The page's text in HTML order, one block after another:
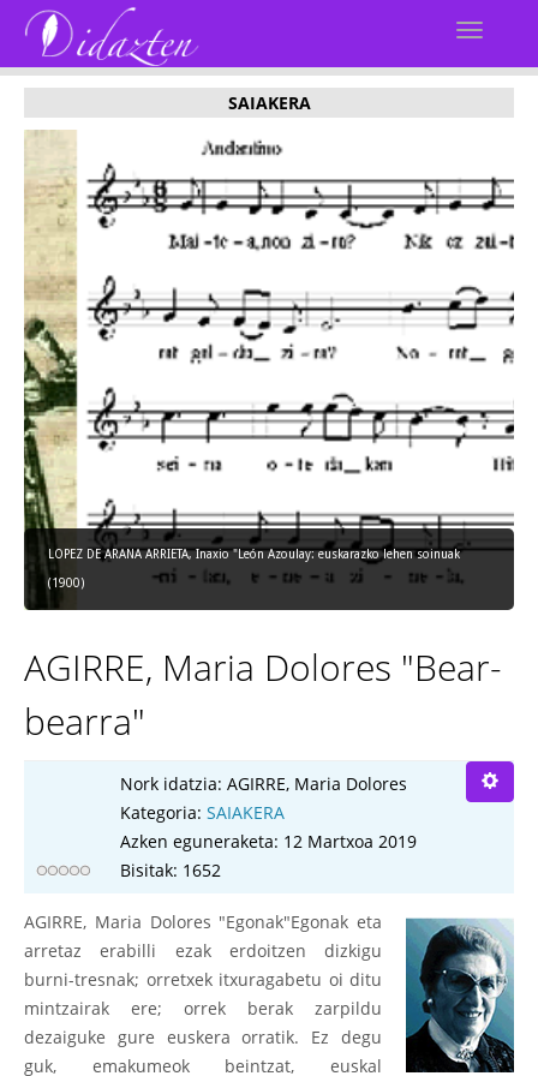
SAIAKERA
LOPEZ DE ARANA ARRIETA, Inaxio "León Azoulay: euskarazko lehen soinuak
(1900)
AGIRRE, Maria Dolores "Bear-
bearra"
Nork idatzia: AGIRRE, Maria Dolores
Kategoria: SAIAKERA
Azken eguneraketa: 12 Martxoa 2019
Bisitak: 1652
AGIRRE, Maria Dolores "Egonak"Egonak eta
arretaz erabilli ezak erdoitzen dizkigu
burni-tresnak; orretxek itxuragabetu oi ditu
mintzairak ere; orrek berak zarpildu
dezaiguke gure euskera orratik. Ez degu
guk, emakumeok beintzat, euskal